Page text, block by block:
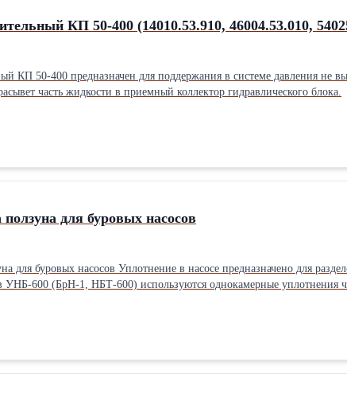
Клапан
КП 50-400 предназначен для поддержания в системе давления не
часть жидкости в приемный коллектор гидравлического блока.
для буровых насосов
для буровых насосов Уплотнение в насосе предназначено для
УНБ-600 (БрН-1, НБТ-600) используются однокамерные уплотнения
УНБ-600 черт.14016.53.141; УНБТ-600, УНБТ-950, УНБТ -950L1M и
НБТ-1300 черт.32НП.02.03.200 Масса изделия – от 9,8кг до
до 17т. р. с НДСПроизводитель: ЗАО Уралпроммаш